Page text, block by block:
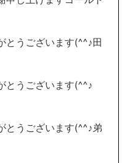
とうございます(^^♪田
とうございます(^^♪
とうございます(^^♪弟